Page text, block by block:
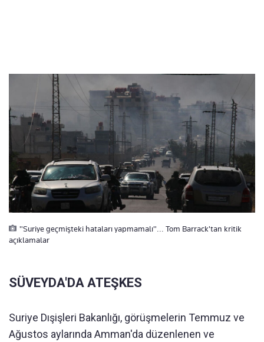
"Suriye geçmişteki hataları yapmamalı"... Tom Barrack'tan kritik
açıklamalar
SÜVEYDA'DA ATEŞKES
Suriye Dışişleri Bakanlığı, görüşmelerin Temmuz ve
Ağustos aylarında Amman'da düzenlenen ve